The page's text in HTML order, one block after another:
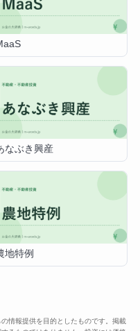
なぶき興産
地特例
情報提供を目的としたものです。掲載